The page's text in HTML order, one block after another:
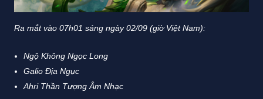
Ra mắt vào 07h01 sáng ngày 02/09 (giờ Việt Nam):
Ngộ Không Ngọc Long
Galio Địa Ngục
Ahri Thần Tượng Âm Nhạc